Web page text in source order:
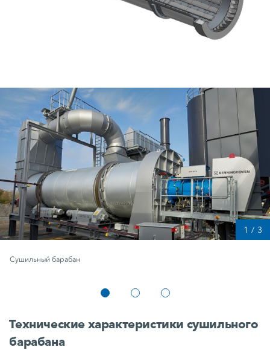
Сушильный барабан
1 / 3
Технические характеристики сушильного
барабана